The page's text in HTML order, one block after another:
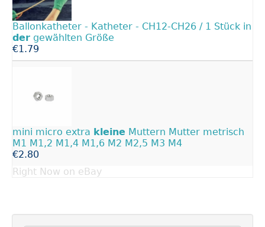
Ballonkatheter - Katheter - CH12-CH26 / 1 Stück in
der gewählten Größe
€1.79
mini micro extra kleine Muttern Mutter metrisch
M1 M1,2 M1,4 M1,6 M2 M2,5 M3 M4
€2.80
Right Now on eBay